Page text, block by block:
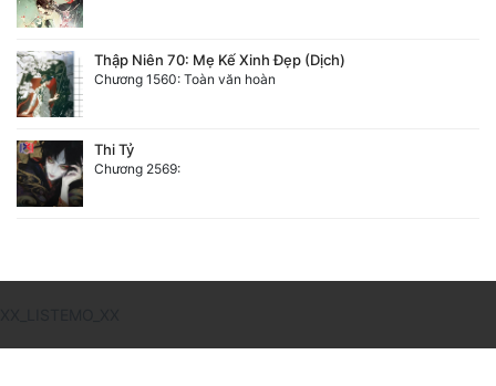
Thập Niên 70: Mẹ Kế Xinh Đẹp (Dịch)
Chương 1560: Toàn văn hoàn
Thi Tỷ
Chương 2569: